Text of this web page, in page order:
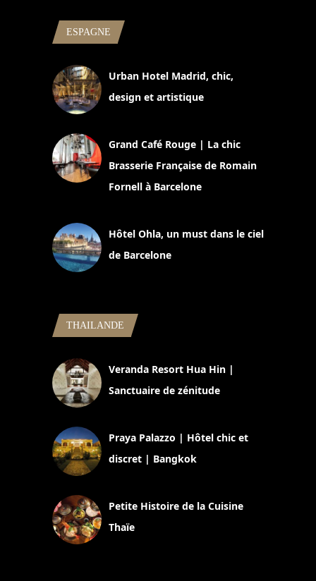
ESPAGNE
Urban Hotel Madrid, chic,
design et artistique
Grand Café Rouge | La chic
Brasserie Française de Romain
Fornell à Barcelone
Hôtel Ohla, un must dans le ciel
de Barcelone
THAILANDE
Veranda Resort Hua Hin |
Sanctuaire de zénitude
Praya Palazzo | Hôtel chic et
discret | Bangkok
Petite Histoire de la Cuisine
Thaïe